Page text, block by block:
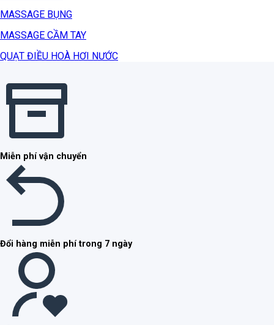
MASSAGE BỤNG
MASSAGE CẦM TAY
QUẠT ĐIỀU HOÀ HƠI NƯỚC
Miễn phí vận chuyển
Đổi hàng miễn phí trong 7 ngày